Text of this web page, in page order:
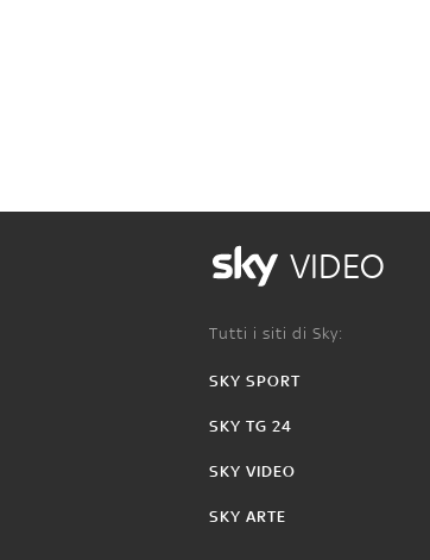
VIDEO
Tutti i siti di Sky:
SKY SPORT
SKY TG 24
SKY VIDEO
SKY ARTE